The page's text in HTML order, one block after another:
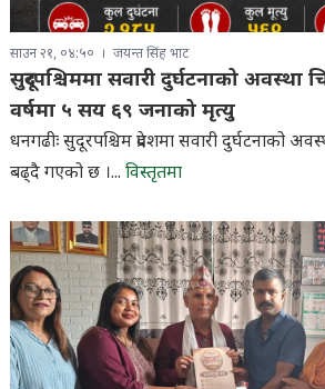
साउन २१, ०४:५० जयन्त सिंह भाट
सुदूरपश्चिममा सवारी दुर्घटनाको अवस्था
वर्षमा ५ सय ६९ जनाको मृत्यु
धनगढीः सुदूरपश्चिम प्रदेशमा सवारी दुर्घटनाको
बढ्दै गएको छ ।... विस्तृतमा